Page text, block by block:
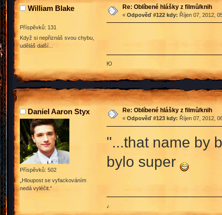
William Blake
Příspěvků: 131
Když si nepřiznáš svou chybu,
uděláš další...
Re: Oblíbené hlášky z filmů/knih
« Odpověď #122 kdy: Říjen 07, 2012,
Ю
Daniel Aaron Styx
Příspěvků: 502
„Hloupost se vyfackováním
nedá vyléčit.“
Re: Oblíbené hlášky z filmů/knih
« Odpověď #123 kdy: Říjen 07, 2012,
"...that name by
bylo super
♪